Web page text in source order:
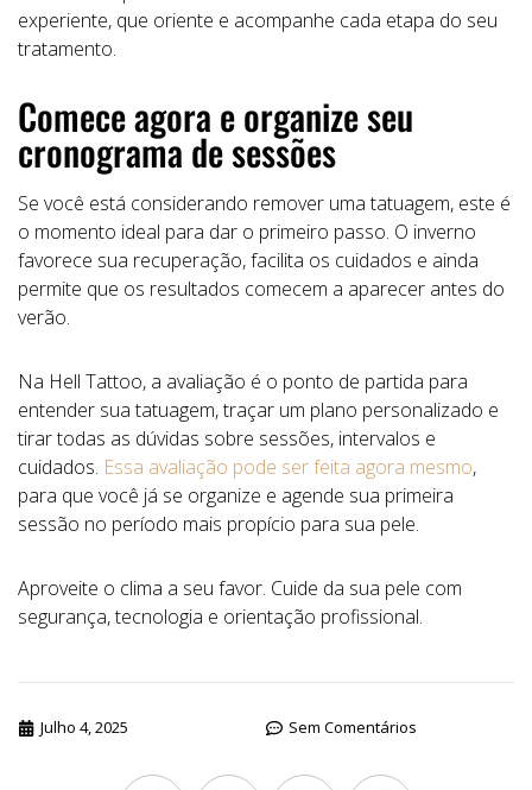
experiente, que oriente e acompanhe cada etapa do seu
tratamento.
Comece agora e organize seu
cronograma de sessões
Se você está considerando remover uma tatuagem, este é
o momento ideal para dar o primeiro passo. O inverno
favorece sua recuperação, facilita os cuidados e ainda
permite que os resultados comecem a aparecer antes do
verão.
Na Hell Tattoo, a avaliação é o ponto de partida para
entender sua tatuagem, traçar um plano personalizado e
tirar todas as dúvidas sobre sessões, intervalos e
cuidados. Essa avaliação pode ser feita agora mesmo,
para que você já se organize e agende sua primeira
sessão no período mais propício para sua pele.
Aproveite o clima a seu favor. Cuide da sua pele com
segurança, tecnologia e orientação profissional.
Julho 4, 2025 Sem Comentários